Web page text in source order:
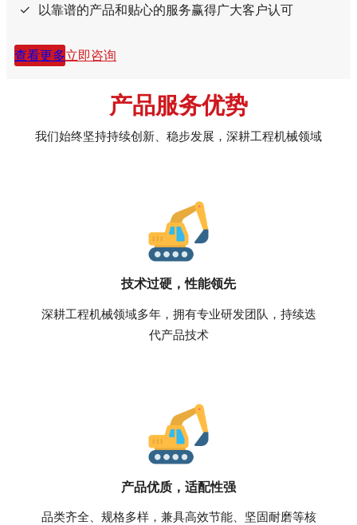
以靠谱的产品和贴心的服务赢得广大客户认可
查看更多立即咨询
产品服务优势
我们始终坚持持续创新、稳步发展，深耕工程机械领域
技术过硬，性能领先
深耕工程机械领域多年，拥有专业研发团队，持续迭
代产品技术
产品优质，适配性强
品类齐全、规格多样，兼具高效节能、坚固耐磨等核